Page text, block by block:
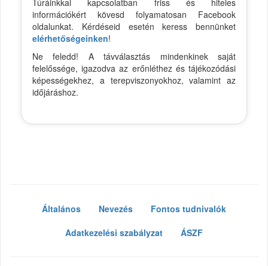
Túráinkkal kapcsolatban friss és hiteles
információkért kövesd folyamatosan Facebook
oldalunkat. Kérdéseid esetén keress bennünket
elérhetőségeinken!
Ne feledd! A távválasztás mindenkinek saját
felelőssége, igazodva az erőnléthez és tájékozódási
képességekhez, a terepviszonyokhoz, valamint az
időjáráshoz.
Általános Nevezés
Fontos tudnivalók
Adatkezelési szabályzat
ÁSZF